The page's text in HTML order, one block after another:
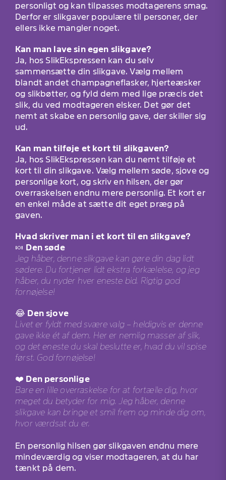
personligt og kan tilpasses modtagerens smag.
Derfor er slikgaver populære til personer, der
ellers ikke mangler noget.
Kan man lave sin egen slikgave?
Ja, hos SlikEkspressen kan du selv
sammensætte din slikgave. Vælg mellem
blandt andet champagneflasker, hjerteæsker
og slikbøtter, og fyld dem med lige præcis det
slik, du ved modtageren elsker. Det gør det
nemt at skabe en personlig gave, der skiller sig
ud.
Kan man tilføje et kort til slikgaven?
Ja, hos SlikEkspressen kan du nemt tilføje et
kort til din slikgave. Vælg mellem søde, sjove og
personlige kort, og skriv en hilsen, der gør
overraskelsen endnu mere personlig. Et kort er
en enkel måde at sætte dit eget præg på
gaven.
Hvad skriver man i et kort til en slikgave?
🍬 Den søde
Jeg håber, denne slikgave kan gøre din dag lidt
sødere. Du fortjener lidt ekstra forkælelse, og jeg
håber, du nyder hver eneste bid. Rigtig god
fornøjelse!
😂 Den sjove
Livet er fyldt med svære valg – heldigvis er denne
gave ikke ét af dem. Her er nemlig masser af slik,
og det eneste du skal beslutte er, hvad du vil spise
først. God fornøjelse!
❤️ Den personlige
Bare en lille overraskelse for at fortælle dig, hvor
meget du betyder for mig. Jeg håber, denne
slikgave kan bringe et smil frem og minde dig om,
hvor værdsat du er.
En personlig hilsen gør slikgaven endnu mere
mindeværdig og viser modtageren, at du har
tænkt på dem.